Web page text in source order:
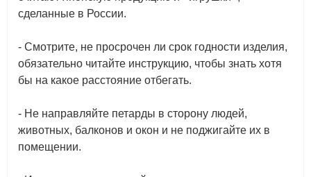
сделанные в России.
- Смотрите, не просрочен ли срок годности изделия,
обязательно читайте инструкцию, чтобы знать хотя
бы на какое расстояние отбегать.
- Не направляйте петарды в сторону людей,
животных, балконов и окон и не поджигайте их в
помещении.